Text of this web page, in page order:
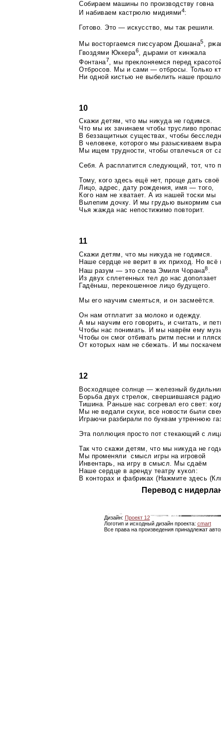
Собираем машины по производству говна
И набиваем кастрюлю мидиями4:
Готово. Это — искусство, мы так решили.
Мы восторгаемся писсуаром Дюшана5,
Гвоздями Юккера6, дырами от кинжала
Фонтана7
, мы преклоняемся перед
Отбросов. Мы и сами — отбросы. Только
Ни одной кистью не выбелить наше
10
Скажи детям, что мы никуда не годимся.
Что мы их зачинаем чтобы трусливо
В беззащитных существах, чтобы
В человеке, которого мы разыскиваем
Мы ищем трудности, чтобы отвлечься от
Себя. А расплатится следующий, тот, что
Тому, кого здесь ещё нет, проще дать
Лицо, адрес, дату рождения, имя — того,
Кого нам не хватает. А из нашей тоски мы
Вылепим дочку. И мы грудью выкормим
Чья жажда нас непостижимо повторит.
11
Скажи детям, что мы никуда не годимся.
Наше сердце не верит в их приход. Но всё
Наш разум — это слеза Эмиля Чорана8.
Из двух сплетенных тел до нас доползает
Гадёныш, перекошенное лицо будущего.
Мы его научим смеяться, и он засмеётся.
Он нам отплатит за молоко и одежду.
А мы научим его говорить, и считать, и
Чтобы нас понимать. И мы наврём ему
Чтобы он смог отбивать ритм песни и
От которых нам не сбежать. И мы
12
Восходящее солнце — железный
Борьба двух стрелок, свершившаяся
Тишина. Раньше нас согревал его свет:
Мы не ведали скуки, все новости были
Играючи разбирали по буквам утреннюю
Эта поллюция просто пот стекающий с
Так что скажи детям, что мы никуда не
Мы променяли смысл игры на игровой
Инвентарь, на игру в смысл. Мы сдаём
Наше сердце в аренду театру кукол:
В конторах и фабриках (Нажмите здесь
Перевод с
Дизайн: Проект 12
Логотип и исходный дизайн проекта: cmart
Все права на произведения принадлежат